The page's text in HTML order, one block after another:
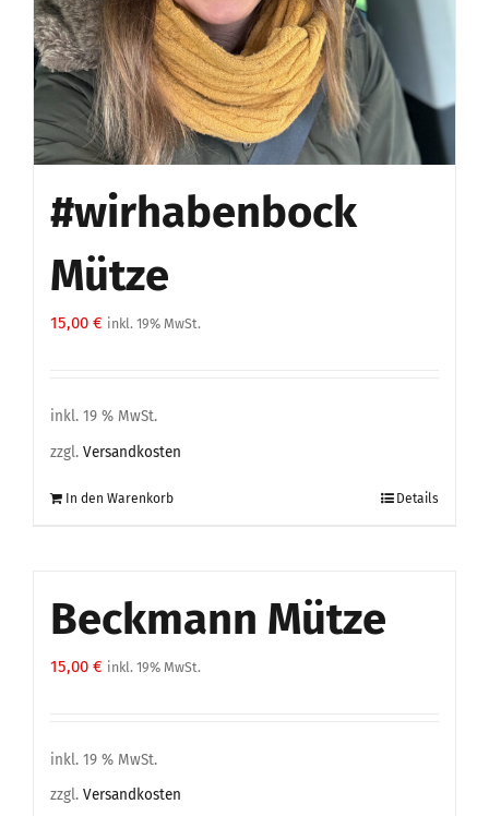
#wirhabenbock
Mütze
15,00 € inkl. 19% MwSt.
inkl. 19 % MwSt.
zzgl. Versandkosten
In den Warenkorb Details
Beckmann Mütze
15,00 € inkl. 19% MwSt.
inkl. 19 % MwSt.
zzgl. Versandkosten